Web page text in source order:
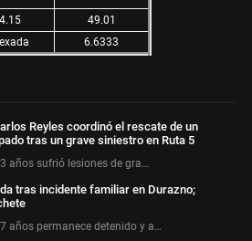
49.01
6.6333
Reyles coordinó el rescate de un
tras un grave siniestro en Ruta 5
años sufrió lesiones de gra…
tras incidente familiar en Durazno;
años permanece detenido y a…